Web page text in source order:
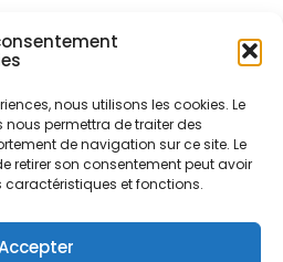
nous utilisons les cookies. Le
permettra de traiter des
de navigation sur ce site. Le
retirer son consentement peut avoir
caractéristiques et fonctions.